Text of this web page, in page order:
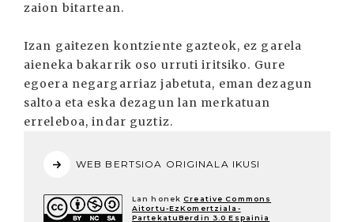
zaion bitartean.
Izan gaitezen kontziente gazteok, ez garela
aieneka bakarrik oso urruti iritsiko. Gure
egoera negargarriaz jabetuta, eman dezagun
saltoa eta eska dezagun lan merkatuan
erreleboa, indar guztiz.
WEB BERTSIOA ORIGINALA IKUSI
Lan honek Creative Commons
Aitortu-EzKomertziala-
PartekatuBerdin 3.0 Espainia